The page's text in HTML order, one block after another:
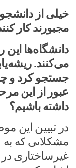
خیلی از
مجبورند کار
دانشگاه‌ها این
می‌کنند.
جستجو کرد و
عبور از این
داشته باشیم؟
در تبیین این
مشکلاتی که
غیرساختاری در